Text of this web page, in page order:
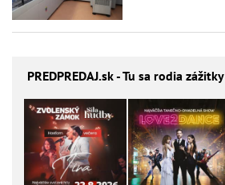
PREDPREDAJ.sk - Tu sa rodia zážitky